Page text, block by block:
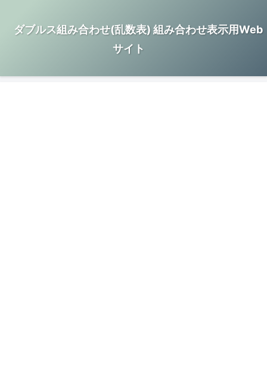
ダブルス組み合わせ(乱数表) 組み合わせ表示用Web
サイト